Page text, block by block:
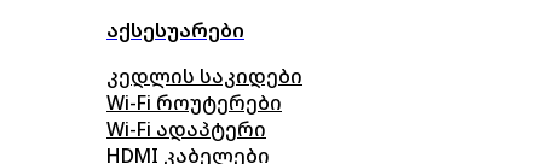
აქსესუარები
კედლის საკიდები
Wi-Fi როუტერები
Wi-Fi ადაპტერი
HDMI კაბელები